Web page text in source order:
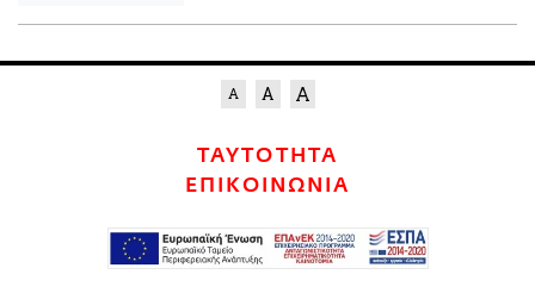
ΤΑΥΤΟΤΗΤΑ
ΕΠΙΚΟΙΝΩΝΙΑ